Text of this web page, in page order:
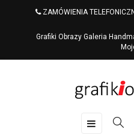
ZAMÓWIENIA
Grafiki Obrazy Galeria
Toggle
☰